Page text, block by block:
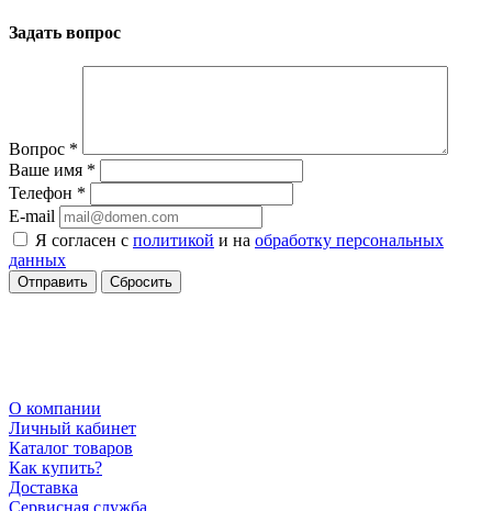
Задать вопрос
Вопрос *
Ваше имя *
Телефон *
E-mail
Я согласен с политикой и на обработку персональных
данных
Сбросить
О компании
Личный кабинет
Каталог товаров
Как купить?
Доставка